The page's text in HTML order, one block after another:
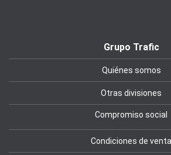
Grupo Trafic
Quiénes somos
Otras divisiones
Compromiso social
Condiciones de venta